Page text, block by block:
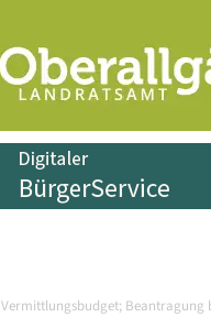
Vermittlungsbudget; Beantragung